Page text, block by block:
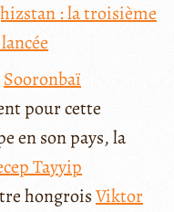
: la troisième
Sooronbaï
pour cette
en son pays, la
Tayyip
hongroisViktor